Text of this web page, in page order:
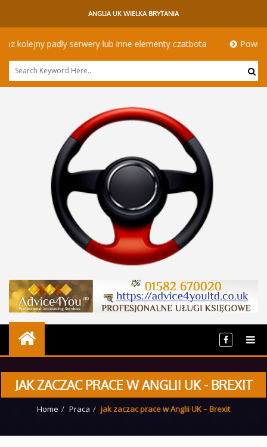
ANGLIA UK WIELKA BRYTANIA
padly serwery lub inne elementy czatbota Powrót do
JAK ZACZAC PRACE W ANGLII UK - BREXIT
Home Praca jak zaczac prace w Anglii UK – Brexit